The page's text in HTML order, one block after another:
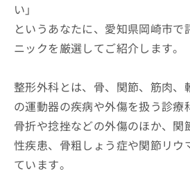
い」
というあなたに、愛知県岡崎市で
ニックを厳選してご紹介します。
整形外科とは、骨、関節、筋肉、
の運動器の疾病や外傷を扱う診療
骨折や捻挫などの外傷のほか、関
性疾患、骨粗しょう症や関節リウ
ています。
関
す
る
お
い
わ
せ
は
こ
ち
広
告
の
お
問
い
合
わ
せ
広
告
代
店
方
は
こ
ち